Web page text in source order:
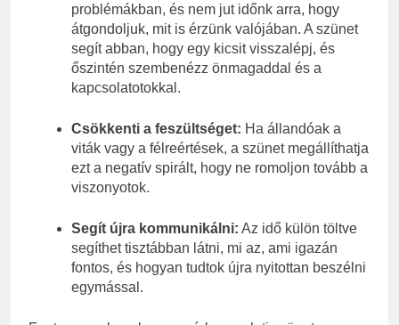
problémákban, és nem jut időnk arra, hogy
átgondoljuk, mit is érzünk valójában. A szünet
segít abban, hogy egy kicsit visszalépj, és
őszintén szembenézz önmagaddal és a
kapcsolatotokkal.
Csökkenti a feszültséget: Ha állandóak a
viták vagy a félreértések, a szünet megállíthatja
ezt a negatív spirált, hogy ne romoljon tovább a
viszonyotok.
Segít újra kommunikálni: Az idő külön töltve
segíthet tisztábban látni, mi az, ami igazán
fontos, és hogyan tudtok újra nyitottan beszélni
egymással.